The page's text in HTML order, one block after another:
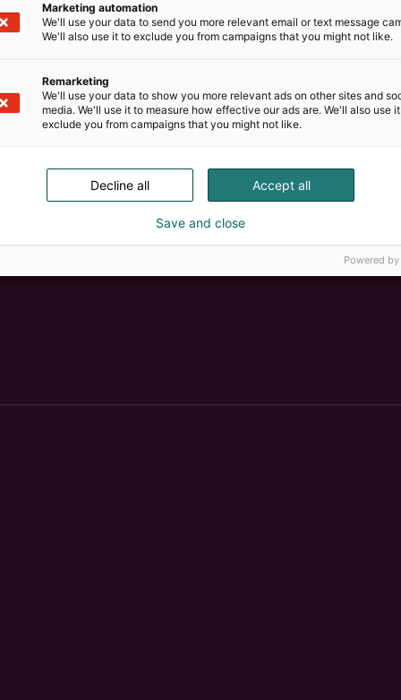
Gugguun maailmaan ja tuotteiisiimme!
ajattomista lasten vaatteista ja asusteista.
valikoiman rakastettuja klassikoita ja kauden
viimeistely ja käytännöllisyys arjessa.
löytyy valtavasti tuotteita edullisin
Marketing automation
We'll use your data to send you more relevant email or text message
We'll also use it to exclude you from campaigns that you might not like.
Remarketing
We'll use your data to show you more relevant ads on other sites and
media. We'll use it to measure how effective our ads are. We'll also use
exclude you from campaigns that you might not like.
Accept all
Decline all
Save and close
Powered by